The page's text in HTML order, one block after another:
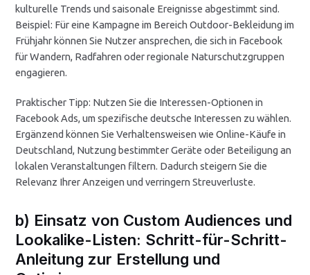
kulturelle Trends und saisonale Ereignisse abgestimmt sind.
Beispiel: Für eine Kampagne im Bereich Outdoor-Bekleidung im
Frühjahr können Sie Nutzer ansprechen, die sich in Facebook
für Wandern, Radfahren oder regionale Naturschutzgruppen
engagieren.
Praktischer Tipp: Nutzen Sie die Interessen-Optionen in
Facebook Ads, um spezifische deutsche Interessen zu wählen.
Ergänzend können Sie Verhaltensweisen wie Online-Käufe in
Deutschland, Nutzung bestimmter Geräte oder Beteiligung an
lokalen Veranstaltungen filtern. Dadurch steigern Sie die
Relevanz Ihrer Anzeigen und verringern Streuverluste.
b) Einsatz von Custom Audiences und
Lookalike-Listen: Schritt-für-Schritt-
Anleitung zur Erstellung und